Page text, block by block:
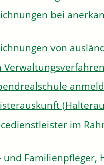
bei
von
im
Familienpfleger,